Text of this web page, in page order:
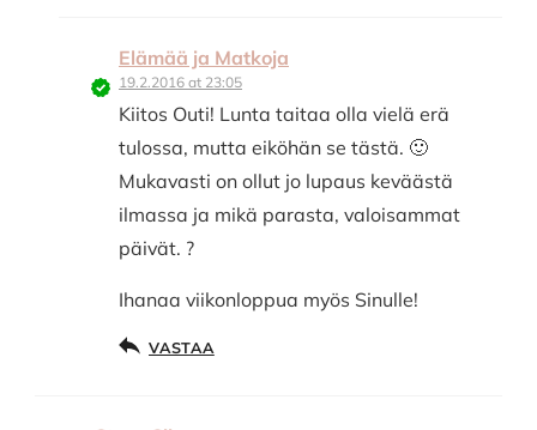
Elämää ja Matkoja
19.2.2016 at 23:05
Kiitos Outi! Lunta taitaa olla vielä erä
tulossa, mutta eiköhän se tästä. 🙂
Mukavasti on ollut jo lupaus keväästä
ilmassa ja mikä parasta, valoisammat
päivät. ?
Ihanaa viikonloppua myös Sinulle!
VASTAA